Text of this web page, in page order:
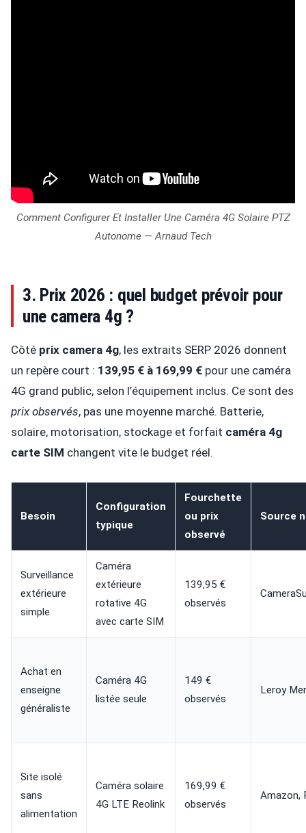
Comment Configurer Et Installer Une Caméra 4G Solaire PTZ
Autonome — Arnaud Tech
3. Prix 2026 : quel budget prévoir pour
une camera 4g ?
Côté prix camera 4g, les extraits SERP 2026 donnent
un repère court : 139,95 € à 169,99 € pour une caméra
4G grand public, selon l’équipement inclus. Ce sont des
prix observés, pas une moyenne marché. Batterie,
solaire, motorisation, stockage et forfait caméra 4g
carte SIM changent vite le budget réel.
Besoin
Configuration
typique
Fourchette
ou prix
observé
Source
Surveillance
extérieure
simple
Caméra
extérieure
rotative 4G
avec carte SIM
139,95 €
observés
Achat en
enseigne
généraliste
Caméra 4G
listée seule
149 €
observés
Leroy
Site isolé
sans
alimentation
Caméra solaire
4G LTE Reolink
169,99 €
observés
Amazon,